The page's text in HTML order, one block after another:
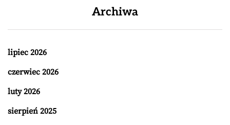
Archiwa
lipiec 2026
czerwiec 2026
luty 2026
sierpień 2025